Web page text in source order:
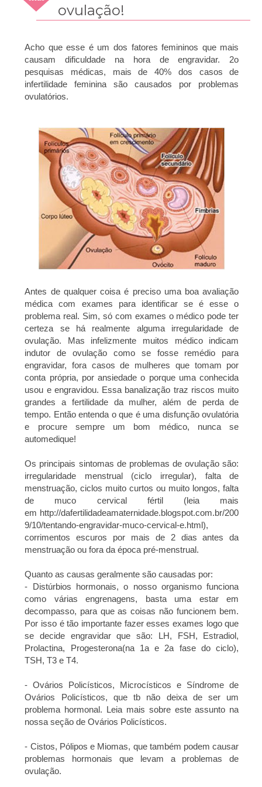
ovulação!
Acho que esse é um dos fatores femininos que mais
causam dificuldade na hora de engravidar. 2o
pesquisas médicas, mais de 40% dos casos de
infertilidade feminina são causados por problemas
ovulatórios.
Antes de qualquer coisa é preciso uma boa avaliação
médica com exames para identificar se é esse o
problema real. Sim, só com exames o médico pode ter
certeza se há realmente alguma irregularidade de
ovulação. Mas infelizmente muitos médico indicam
indutor de ovulação como se fosse remédio para
engravidar, fora casos de mulheres que tomam por
conta própria, por ansiedade o porque uma conhecida
usou e engravidou. Essa banalização traz riscos muito
grandes a fertilidade da mulher, além de perda de
tempo. Então entenda o que é uma disfunção ovulatória
e procure sempre um bom médico, nunca se
automedique!
Os principais sintomas de problemas de ovulação são:
irregularidade menstrual (ciclo irregular), falta de
menstruação, ciclos muito curtos ou muito longos, falta
de muco cervical fértil (leia mais
em http://dafertilidadeamaternidade.blogspot.com.br/200
9/10/tentando-engravidar-muco-cervical-e.html),
corrimentos escuros por mais de 2 dias antes da
menstruação ou fora da época pré-menstrual.
Quanto as causas geralmente são causadas por:
- Distúrbios hormonais, o nosso organismo funciona
como várias engrenagens, basta uma estar em
decompasso, para que as coisas não funcionem bem.
Por isso é tão importante fazer esses exames logo que
se decide engravidar que são: LH, FSH, Estradiol,
Prolactina, Progesterona(na 1a e 2a fase do ciclo),
TSH, T3 e T4.
- Ovários Policísticos, Microcísticos e Síndrome de
Ovários Policísticos, que tb não deixa de ser um
problema hormonal. Leia mais sobre este assunto na
nossa seção de Ovários Policísticos.
- Cistos, Pólipos e Miomas, que também podem causar
problemas hormonais que levam a problemas de
ovulação.